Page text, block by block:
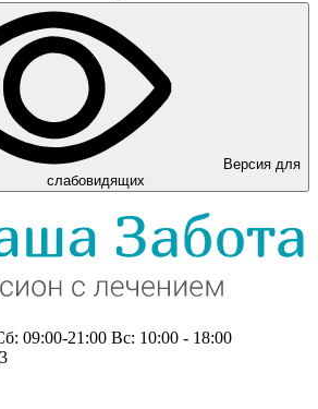
Версия для
слабовидящих
09:00-21:00 Вс: 10:00 - 18:00